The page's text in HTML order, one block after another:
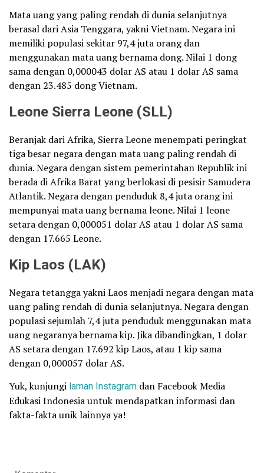
Mata uang yang paling rendah di dunia selanjutnya
berasal dari Asia Tenggara, yakni Vietnam. Negara ini
memiliki populasi sekitar 97,4 juta orang dan
menggunakan mata uang bernama dong. Nilai 1 dong
sama dengan 0,000043 dolar AS atau 1 dolar AS sama
dengan 23.485 dong Vietnam.
Leone Sierra Leone (SLL)
Beranjak dari Afrika, Sierra Leone menempati peringkat
tiga besar negara dengan mata uang paling rendah di
dunia. Negara dengan sistem pemerintahan Republik ini
berada di Afrika Barat yang berlokasi di pesisir Samudera
Atlantik. Negara dengan penduduk 8,4 juta orang ini
mempunyai mata uang bernama leone. Nilai 1 leone
setara dengan 0,000051 dolar AS atau 1 dolar AS sama
dengan 17.665 Leone.
Kip Laos (LAK)
Negara tetangga yakni Laos menjadi negara dengan mata
uang paling rendah di dunia selanjutnya. Negara dengan
populasi sejumlah 7,4 juta penduduk menggunakan mata
uang negaranya bernama kip. Jika dibandingkan, 1 dolar
AS setara dengan 17.692 kip Laos, atau 1 kip sama
dengan 0,000057 dolar AS.
Yuk, kunjungi laman Instagram dan Facebook Media
Edukasi Indonesia untuk mendapatkan informasi dan
fakta-fakta unik lainnya ya!